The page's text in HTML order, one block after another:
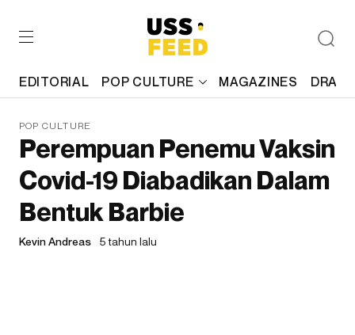
EDITORIAL POP CULTURE MAGAZINES
POP CULTURE
Perempuan Penemu Vaksin
Covid-19 Diabadikan Dalam
Bentuk Barbie
Kevin Andreas 5 tahun lalu